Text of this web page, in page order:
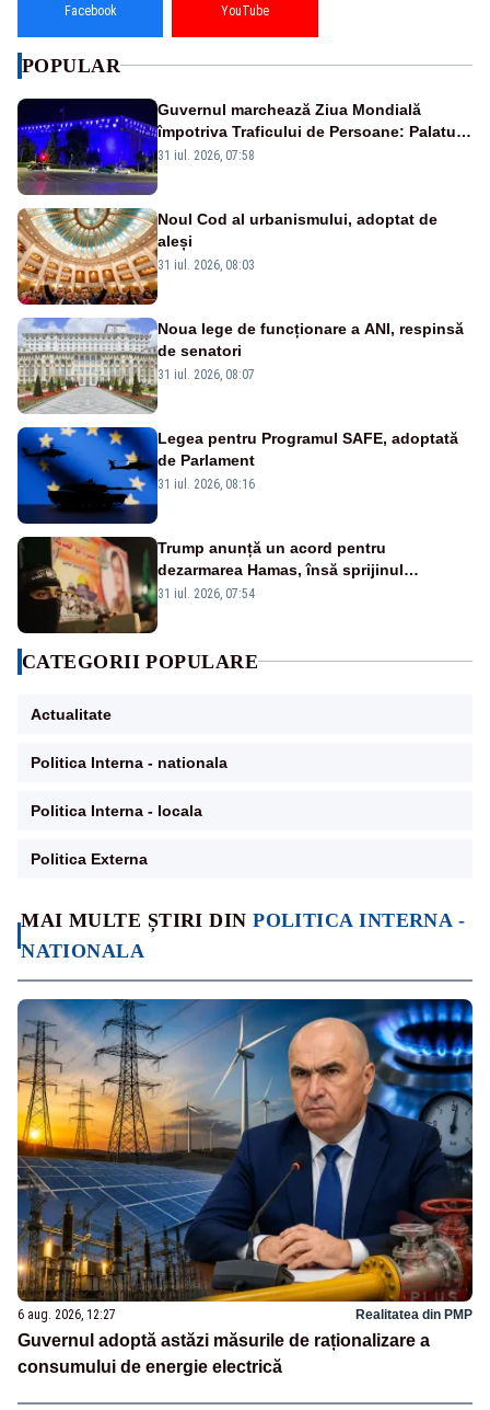
MAI MULTE ȘTIRI DINPOLITICA INTERNA -
NATIONALA
6 aug. 2026, 12:27 Realitatea din PMP
Guvernul adoptă astăzi măsurile de raționalizare a
consumului de energie electrică
Facebook YouTube
POPULAR
Guvernul marchează Ziua Mondială
împotriva Traficului de Persoane: Palatul
Victoria, iluminat în albastru
31 iul. 2026, 07:58
Noul Cod al urbanismului, adoptat de
aleși
31 iul. 2026, 08:03
Noua lege de funcționare a ANI, respinsă
de senatori
31 iul. 2026, 08:07
Legea pentru Programul SAFE, adoptată
de Parlament
31 iul. 2026, 08:16
Trump anunță un acord pentru
dezarmarea Hamas, însă sprijinul
Israelului rămâne incert
31 iul. 2026, 07:54
CATEGORII POPULARE
Actualitate
Politica Interna - nationala
Politica Interna - locala
Politica Externa